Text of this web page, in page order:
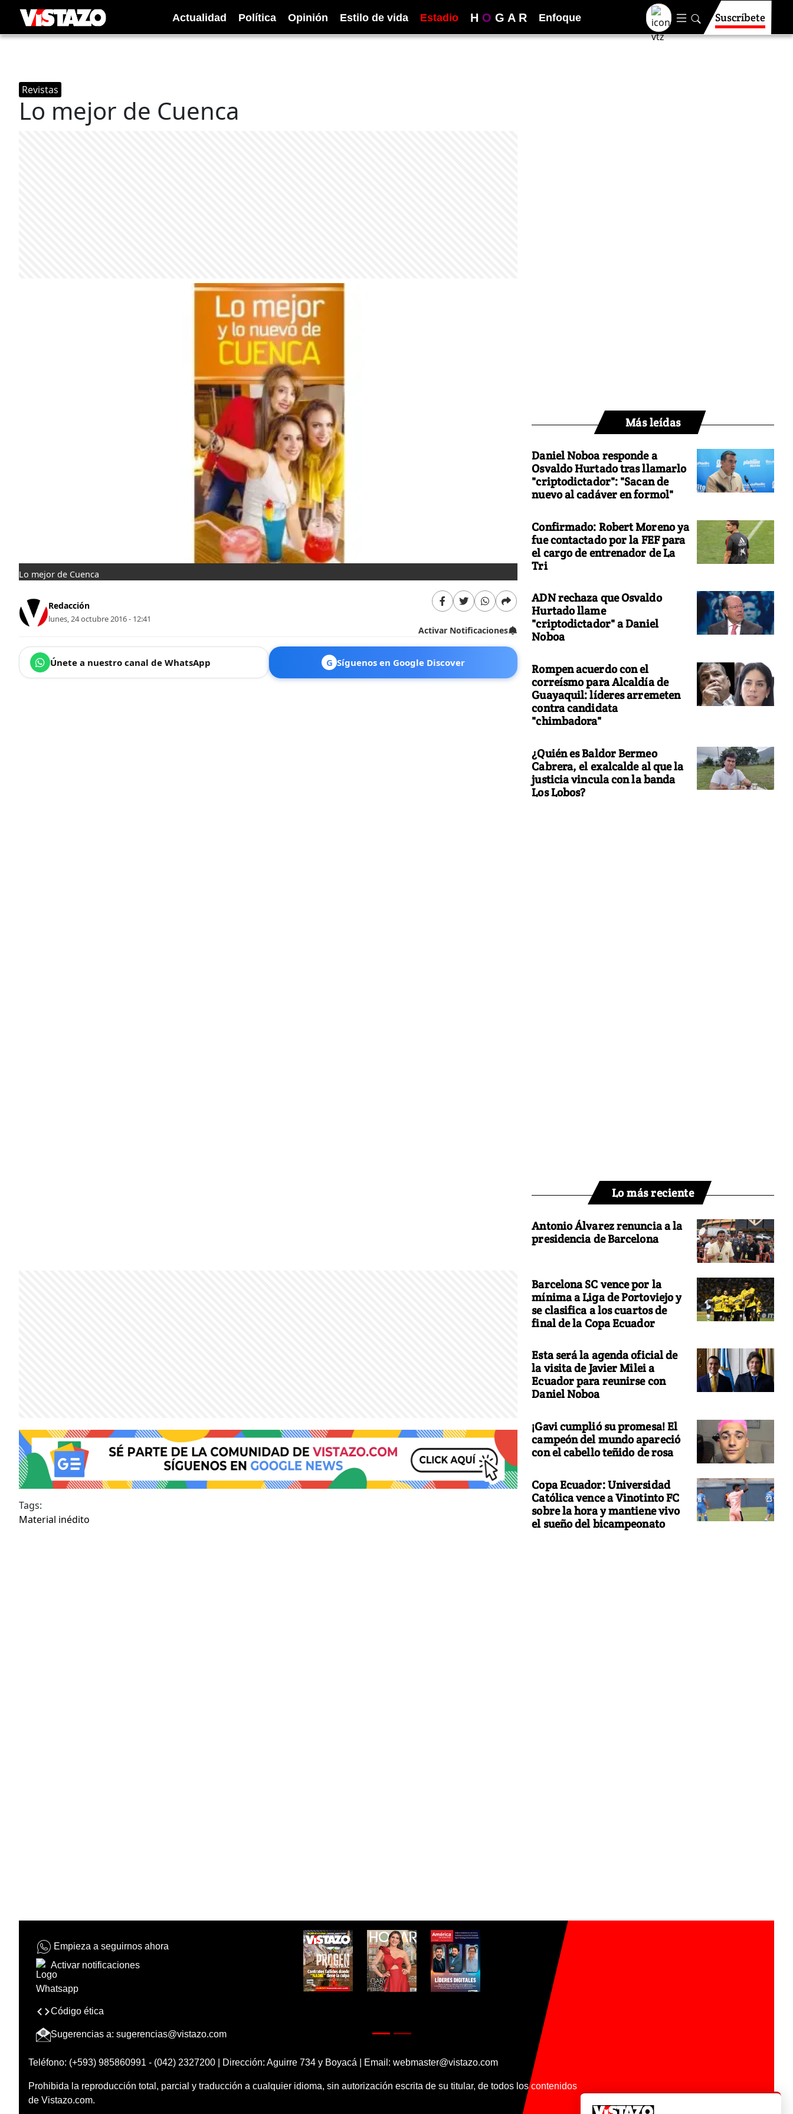
Actualidad Política Opinión Estilo de vida Estadio H O G A R Enfoque Suscríbete
Revistas
Lo mejor de Cuenca
Lo mejor de Cuenca
Redacción
lunes, 24 octubre 2016 - 12:41
Activar Notificaciones
Únete a nuestro canal de WhatsApp G Síguenos en Google Discover
Tags:
Material inédito
Más leídas
Daniel Noboa responde a
Osvaldo Hurtado tras llamarlo
"criptodictador": "Sacan de
nuevo al cadáver en formol"
Confirmado: Robert Moreno ya
fue contactado por la FEF para
el cargo de entrenador de La
Tri
ADN rechaza que Osvaldo
Hurtado llame
"criptodictador" a Daniel
Noboa
Rompen acuerdo con el
correísmo para Alcaldía de
Guayaquil: líderes arremeten
contra candidata
"chimbadora"
¿Quién es Baldor Bermeo
Cabrera, el exalcalde al que la
justicia vincula con la banda
Los Lobos?
Lo más reciente
Antonio Álvarez renuncia a la
presidencia de Barcelona
Barcelona SC vence por la
mínima a Liga de Portoviejo y
se clasifica a los cuartos de
final de la Copa Ecuador
Esta será la agenda oficial de
la visita de Javier Milei a
Ecuador para reunirse con
Daniel Noboa
¡Gavi cumplió su promesa! El
campeón del mundo apareció
con el cabello teñido de rosa
Copa Ecuador: Universidad
Católica vence a Vinotinto FC
sobre la hora y mantiene vivo
el sueño del bicampeonato
Empieza a seguirnos ahora
Activar notificaciones
Código ética
Sugerencias a: sugerencias@vistazo.com
Teléfono: (+593) 985860991 - (042) 2327200 | Dirección: Aguirre 734 y Boyacá | Email: webmaster@vistazo.com
Prohibida la reproducción total, parcial y traducción a cualquier idioma, sin autorización escrita de su titular, de todos los contenidos
de Vistazo.com.